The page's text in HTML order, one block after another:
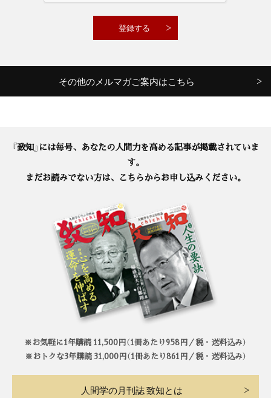
その他のメルマガご案内はこちら
『致知』には毎号、あなたの人間力を高める記事が掲載されていま
す。
まだお読みでない方は、こちらからお申し込みください。
※お気軽に1年購読 11,500円（1冊あたり958円／税・送料込み）
※おトクな3年購読 31,000円（1冊あたり861円／税・送料込み）
人間学の月刊誌 致知とは